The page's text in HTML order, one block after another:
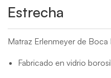
Estrecha
Matraz Erlenmeyer de Boca
Fabricado en vidrio